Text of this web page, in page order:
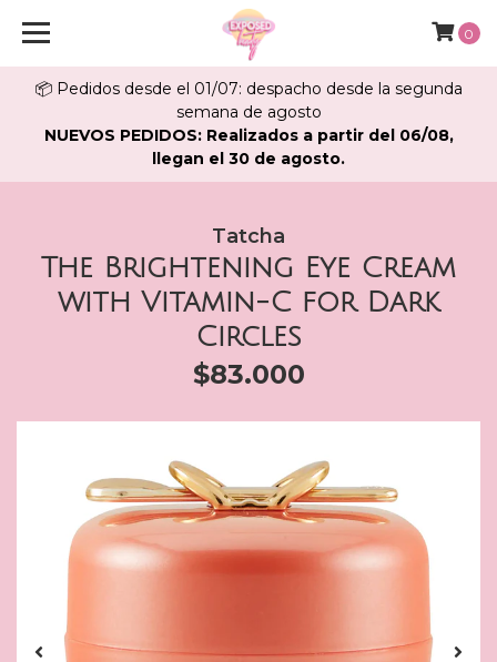
📦 Pedidos desde el 01/07: despacho desde la segunda
semana de agosto
NUEVOS PEDIDOS: Realizados a partir del 06/08,
llegan el 30 de agosto.
0
Tatcha
The Brightening Eye Cream
with Vitamin-C for Dark
Circles
$83.000